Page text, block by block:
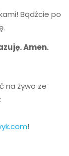
Bądźcie po
Amen.
na żywo ze
!